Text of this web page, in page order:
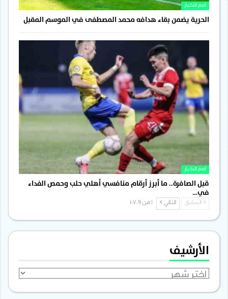
اهم الاخبار
الحرية يضمن بقاء هدافه محمد المصطفى في الموسم المقبل
اهم الاخبار
قبل الصافرة.. ما أبرز أرقام منافسي أهلي حلب وحمص الفداء
في…
السابق التالي
الأرشيف
الأرشيف